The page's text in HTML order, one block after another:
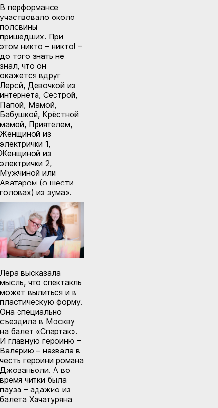
В перформансе
участвовало около
половины
пришедших. При
этом никто – никто! –
до того знать не
знал, что он
окажется вдруг
Лерой, Девочкой из
интернета, Сестрой,
Папой, Мамой,
Бабушкой, Крёстной
мамой, Приятелем,
Женщиной из
электрички 1,
Женщиной из
электрички 2,
Мужчиной или
Аватаром (о шести
головах) из зума».
Лера высказала
мысль, что спектакль
может вылиться и в
пластическую форму.
Она специально
съездила в Москву
на балет «Спартак».
И главную героиню –
Валерию – назвала в
честь героини романа
Джованьоли. А во
время читки была
пауза – адажио из
балета Хачатуряна.